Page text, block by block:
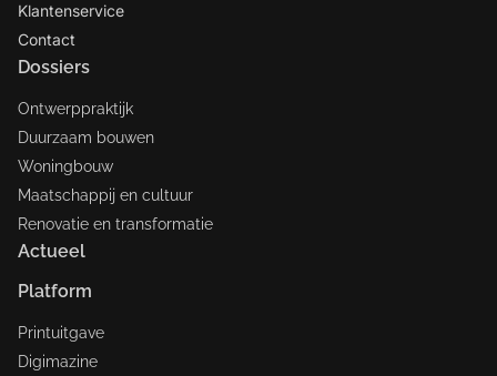
Klantenservice
Contact
Dossiers
Ontwerppraktijk
Duurzaam bouwen
Woningbouw
Maatschappij en cultuur
Renovatie en transformatie
Actueel
Platform
Printuitgave
Digimazine